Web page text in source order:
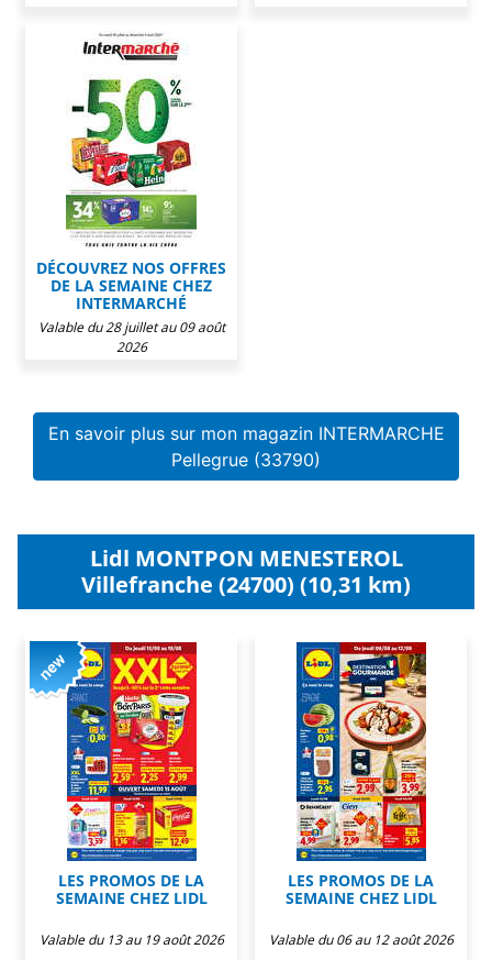
DÉCOUVREZ NOS OFFRES
DE LA SEMAINE CHEZ
INTERMARCHÉ
Valable du 28 juillet au 09 août
2026
En savoir plus sur mon magazin INTERMARCHE
Pellegrue (33790)
Lidl MONTPON MENESTEROL
Villefranche (24700) (10,31 km)
LES PROMOS DE LA
SEMAINE CHEZ LIDL
Valable du 13 au 19 août 2026
LES PROMOS DE LA
SEMAINE CHEZ LIDL
Valable du 06 au 12 août 2026